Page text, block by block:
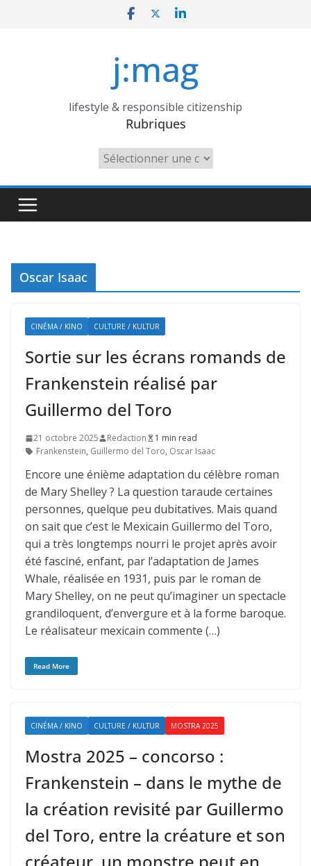
j:mag
lifestyle & responsible citizenship
Rubriques
Rubriques
Oscar Isaac
CINÉMA / KINO CULTURE / KULTUR
Sortie sur les écrans romands de
Frankenstein réalisé par
Guillermo del Toro
21 octobre 2025 Redaction
1 min read
Frankenstein, Guillermo del Toro, Oscar Isaac
Encore une énième adaptation du célèbre roman
de Mary Shelley ? La question taraude certaines
personnes, quelque peu dubitatives. Mais quand
on sait que c’est le Mexicain Guillermo del Toro,
qui a très longtemps nourri le projet après avoir
été fasciné, enfant, par l’adaptation de James
Whale, réalisée en 1931, puis par le roman de
Mary Shelley, on ne peut qu’imaginer un spectacle
grandiloquent, d’envergure et à la forme baroque.
Le réalisateur mexicain commente (…)
Read More
CINÉMA / KINO CULTURE / KULTUR MOSTRA 2025
Mostra 2025 – concorso :
Frankenstein – dans le mythe de
la création revisité par Guillermo
del Toro, entre la créature et son